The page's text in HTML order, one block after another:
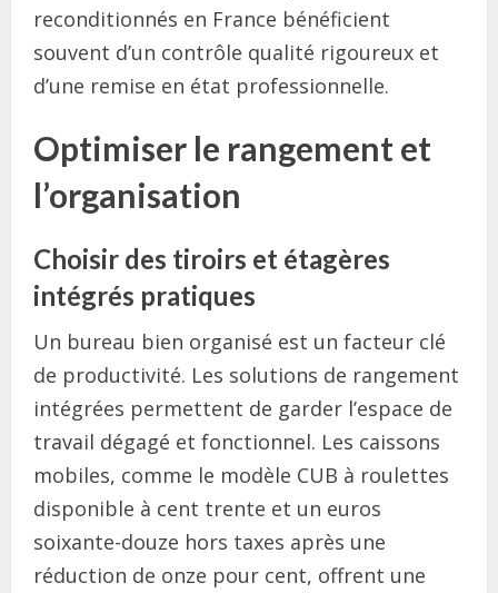
reconditionnés en France bénéficient
souvent d’un contrôle qualité rigoureux et
d’une remise en état professionnelle.
Optimiser le rangement et
l’organisation
Choisir des tiroirs et étagères
intégrés pratiques
Un bureau bien organisé est un facteur clé
de productivité. Les solutions de rangement
intégrées permettent de garder l’espace de
travail dégagé et fonctionnel. Les caissons
mobiles, comme le modèle CUB à roulettes
disponible à cent trente et un euros
soixante-douze hors taxes après une
réduction de onze pour cent, offrent une